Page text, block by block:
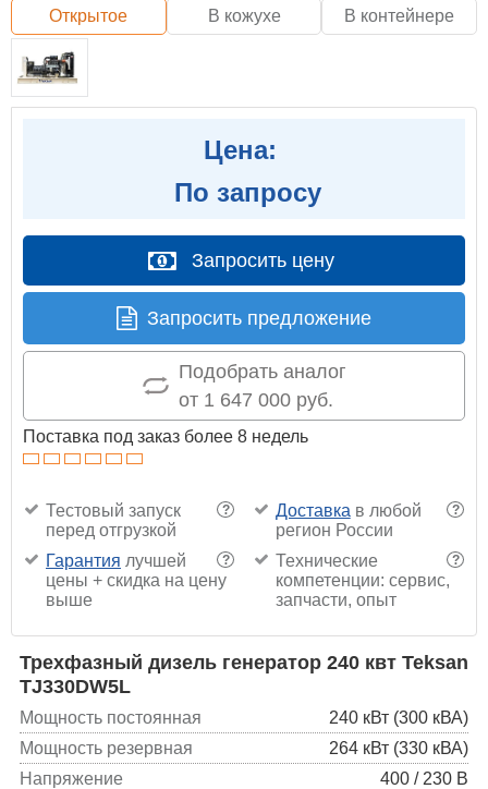
Открытое В кожухе В контейнере
Цена:
По запросу
Запросить цену
Запросить предложение
Подобрать аналог
от 1 647 000 руб.
Поставка под заказ более 8 недель
?
Тестовый запуск
перед отгрузкой
?
Доставка в любой
регион России
?
Гарантия лучшей
цены + скидка на цену
выше
?
Технические
компетенции: сервис,
запчасти, опыт
Трехфазный дизель генератор 240 квт Teksan
TJ330DW5L
Мощность постоянная
240 кВт (300 кВА)
Мощность резервная
264 кВт (330 кВА)
Напряжение
400 / 230 В